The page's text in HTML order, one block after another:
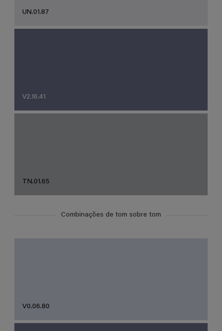
UN.01.87
V2.16.41
TN.01.65
Combinações de tom sobre tom
V0.06.80